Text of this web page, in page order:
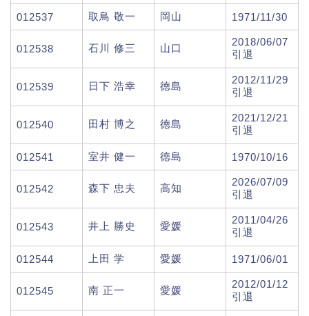
012537 取鳥 敬一 岡山 1971/11/30
012538 石川 修三 山口
2018/06/07
引退
012539 日下 浩幸 徳島
2012/11/29
引退
012540 田村 博之 徳島
2021/12/21
引退
012541 室井 健一 徳島 1970/10/16
012542 森下 忠夫 高知
2026/07/09
引退
012543 井上 勝史 愛媛
2011/04/26
引退
012544 上田 学 愛媛 1971/06/01
012545 南 正一 愛媛
2012/01/12
引退